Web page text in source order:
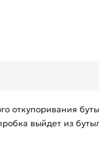
откупоривания
выйдет из